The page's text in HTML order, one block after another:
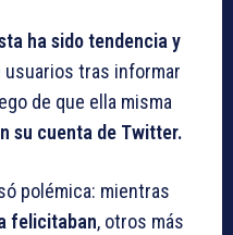
ha sido tendencia y
usuarios tras informar
de que ella misma
su cuenta de Twitter.
polémica: mientras
felicitaban, otros más